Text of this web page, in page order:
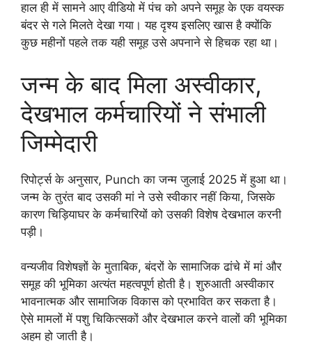
हाल ही में सामने आए वीडियो में पंच को अपने समूह के एक वयस्क
बंदर से गले मिलते देखा गया। यह दृश्य इसलिए खास है क्योंकि
कुछ महीनों पहले तक यही समूह उसे अपनाने से हिचक रहा था।
जन्म के बाद मिला अस्वीकार,
देखभाल कर्मचारियों ने संभाली
जिम्मेदारी
रिपोर्ट्स के अनुसार, Punch का जन्म जुलाई 2025 में हुआ था।
जन्म के तुरंत बाद उसकी मां ने उसे स्वीकार नहीं किया, जिसके
कारण चिड़ियाघर के कर्मचारियों को उसकी विशेष देखभाल करनी
पड़ी।
वन्यजीव विशेषज्ञों के मुताबिक, बंदरों के सामाजिक ढांचे में मां और
समूह की भूमिका अत्यंत महत्वपूर्ण होती है। शुरुआती अस्वीकार
भावनात्मक और सामाजिक विकास को प्रभावित कर सकता है।
ऐसे मामलों में पशु चिकित्सकों और देखभाल करने वालों की भूमिका
अहम हो जाती है।